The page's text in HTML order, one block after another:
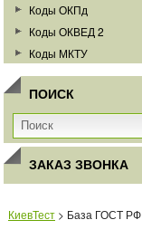
Коды ОКПд
Коды ОКВЕД 2
Коды МКТУ
ПОИСК
ЗАКАЗ ЗВОНКА
КиевТест > База ГОСТ РФ